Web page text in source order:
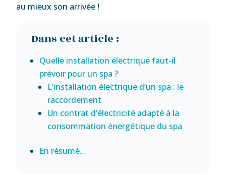
au mieux son arrivée !
Dans cet article :
Quelle installation électrique faut-il
prévoir pour un spa ?
L’installation électrique d’un spa : le
raccordement
Un contrat d’électricité adapté à la
consommation énergétique du spa
En résumé…